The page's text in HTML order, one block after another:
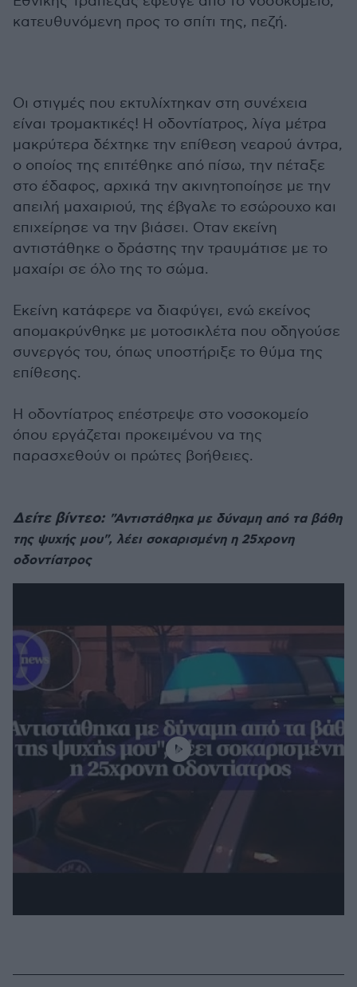
κατευθυνόμενη προς το σπίτι της, πεζή.
Οι στιγμές που εκτυλίχτηκαν στη συνέχεια
είναι τρομακτικές! Η οδοντίατρος, λίγα μέτρα
μακρύτερα δέχτηκε την επίθεση νεαρού άντρα,
ο οποίος της επιτέθηκε από πίσω, την πέταξε
στο έδαφος, αρχικά την ακινητοποίησε με την
απειλή μαχαιριού, της έβγαλε το εσώρουχο και
επιχείρησε να την βιάσει. Οταν εκείνη
αντιστάθηκε ο δράστης την τραυμάτισε με το
μαχαίρι σε όλο της το σώμα.
Εκείνη κατάφερε να διαφύγει, ενώ εκείνος
απομακρύνθηκε με μοτοσικλέτα που οδηγούσε
συνεργός του, όπως υποστήριξε το θύμα της
επίθεσης.
Η οδοντίατρος επέστρεψε στο νοσοκομείο
όπου εργάζεται προκειμένου να της
παρασχεθούν οι πρώτες βοήθειες.
Δείτε βίντεο: "Αντιστάθηκα με δύναμη από τα βάθη
της ψυχής μου", λέει σοκαρισμένη η 25χρονη
οδοντίατρος